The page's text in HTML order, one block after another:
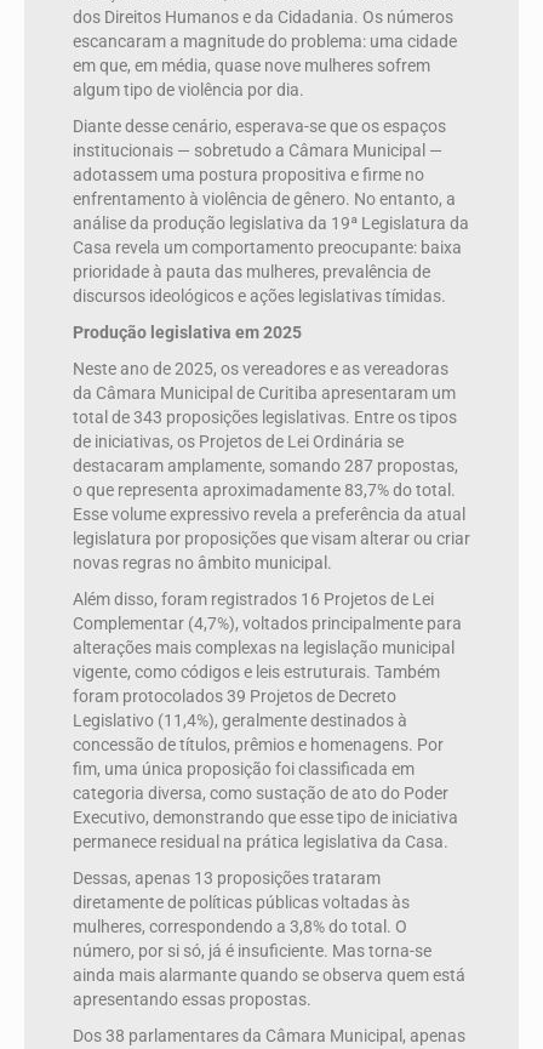
dos Direitos Humanos e da Cidadania. Os números
escancaram a magnitude do problema: uma cidade
em que, em média, quase nove mulheres sofrem
algum tipo de violência por dia.
Diante desse cenário, esperava-se que os espaços
institucionais — sobretudo a Câmara Municipal —
adotassem uma postura propositiva e firme no
enfrentamento à violência de gênero. No entanto, a
análise da produção legislativa da 19ª Legislatura da
Casa revela um comportamento preocupante: baixa
prioridade à pauta das mulheres, prevalência de
discursos ideológicos e ações legislativas tímidas.
Produção legislativa em 2025
Neste ano de 2025, os vereadores e as vereadoras
da Câmara Municipal de Curitiba apresentaram um
total de 343 proposições legislativas. Entre os tipos
de iniciativas, os Projetos de Lei Ordinária se
destacaram amplamente, somando 287 propostas,
o que representa aproximadamente 83,7% do total.
Esse volume expressivo revela a preferência da atual
legislatura por proposições que visam alterar ou criar
novas regras no âmbito municipal.
Além disso, foram registrados 16 Projetos de Lei
Complementar (4,7%), voltados principalmente para
alterações mais complexas na legislação municipal
vigente, como códigos e leis estruturais. Também
foram protocolados 39 Projetos de Decreto
Legislativo (11,4%), geralmente destinados à
concessão de títulos, prêmios e homenagens. Por
fim, uma única proposição foi classificada em
categoria diversa, como sustação de ato do Poder
Executivo, demonstrando que esse tipo de iniciativa
permanece residual na prática legislativa da Casa.
Dessas, apenas 13 proposições trataram
diretamente de políticas públicas voltadas às
mulheres, correspondendo a 3,8% do total. O
número, por si só, já é insuficiente. Mas torna-se
ainda mais alarmante quando se observa quem está
apresentando essas propostas.
Dos 38 parlamentares da Câmara Municipal, apenas